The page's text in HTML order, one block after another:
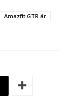
Amazfit GTR ár